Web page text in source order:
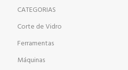
CATEGORIAS
Corte de Vidro
Ferramentas
Máquinas